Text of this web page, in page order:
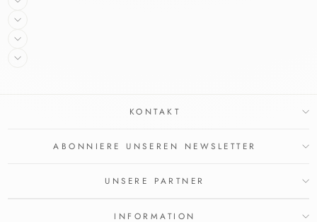
KONTAKT
ABONNIERE UNSEREN NEWSLETTER
UNSERE PARTNER
INFORMATION